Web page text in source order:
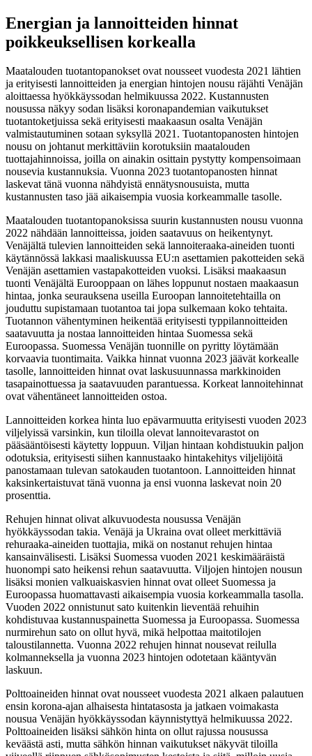
Energian ja lannoitteiden hinnat
poikkeuksellisen korkealla
Maatalouden tuotantopanokset ovat nousseet vuodesta 2021 lähtien
ja erityisesti lannoitteiden ja energian hintojen nousu räjähti Venäjän
aloittaessa hyökkäyssodan helmikuussa 2022. Kustannusten
nousussa näkyy sodan lisäksi koronapandemian vaikutukset
tuotantoketjuissa sekä erityisesti maakaasun osalta Venäjän
valmistautuminen sotaan syksyllä 2021. Tuotantopanosten hintojen
nousu on johtanut merkittäviin korotuksiin maatalouden
tuottajahinnoissa, joilla on ainakin osittain pystytty kompensoimaan
nousevia kustannuksia. Vuonna 2023 tuotantopanosten hinnat
laskevat tänä vuonna nähdyistä ennätysnousuista, mutta
kustannusten taso jää aikaisempia vuosia korkeammalle tasolle.
Maatalouden tuotantopanoksissa suurin kustannusten nousu vuonna
2022 nähdään lannoitteissa, joiden saatavuus on heikentynyt.
Venäjältä tulevien lannoitteiden sekä lannoiteraaka-aineiden tuonti
käytännössä lakkasi maaliskuussa EU:n asettamien pakotteiden sekä
Venäjän asettamien vastapakotteiden vuoksi. Lisäksi maakaasun
tuonti Venäjältä Eurooppaan on lähes loppunut nostaen maakaasun
hintaa, jonka seurauksena useilla Euroopan lannoitetehtailla on
jouduttu supistamaan tuotantoa tai jopa sulkemaan koko tehtaita.
Tuotannon vähentyminen heikentää erityisesti typpilannoitteiden
saatavuutta ja nostaa lannoitteiden hintaa Suomessa sekä
Euroopassa. Suomessa Venäjän tuonnille on pyritty löytämään
korvaavia tuontimaita. Vaikka hinnat vuonna 2023 jäävät korkealle
tasolle, lannoitteiden hinnat ovat laskusuunnassa markkinoiden
tasapainottuessa ja saatavuuden parantuessa. Korkeat lannoitehinnat
ovat vähentäneet lannoitteiden ostoa.
Lannoitteiden korkea hinta luo epävarmuutta erityisesti vuoden 2023
viljelyissä varsinkin, kun tiloilla olevat lannoitevarastot on
pääsääntöisesti käytetty loppuun. Viljan hintaan kohdistuukin paljon
odotuksia, erityisesti siihen kannustaako hintakehitys viljelijöitä
panostamaan tulevan satokauden tuotantoon. Lannoitteiden hinnat
kaksinkertaistuvat tänä vuonna ja ensi vuonna laskevat noin 20
prosenttia.
Rehujen hinnat olivat alkuvuodesta nousussa Venäjän
hyökkäyssodan takia. Venäjä ja Ukraina ovat olleet merkittäviä
rehuraaka-aineiden tuottajia, mikä on nostanut rehujen hintaa
kansainvälisesti. Lisäksi Suomessa vuoden 2021 keskimääräistä
huonompi sato heikensi rehun saatavuutta. Viljojen hintojen nousun
lisäksi monien valkuaiskasvien hinnat ovat olleet Suomessa ja
Euroopassa huomattavasti aikaisempia vuosia korkeammalla tasolla.
Vuoden 2022 onnistunut sato kuitenkin lieventää rehuihin
kohdistuvaa kustannuspainetta Suomessa ja Euroopassa. Suomessa
nurmirehun sato on ollut hyvä, mikä helpottaa maitotilojen
taloustilannetta. Vuonna 2022 rehujen hinnat nousevat reilulla
kolmanneksella ja vuonna 2023 hintojen odotetaan kääntyvän
laskuun.
Polttoaineiden hinnat ovat nousseet vuodesta 2021 alkaen palautuen
ensin korona-ajan alhaisesta hintatasosta ja jatkaen voimakasta
nousua Venäjän hyökkäyssodan käynnistyttyä helmikuussa 2022.
Polttoaineiden lisäksi sähkön hinta on ollut rajussa nousussa
keväästä asti, mutta sähkön hinnan vaikutukset näkyvät tiloilla